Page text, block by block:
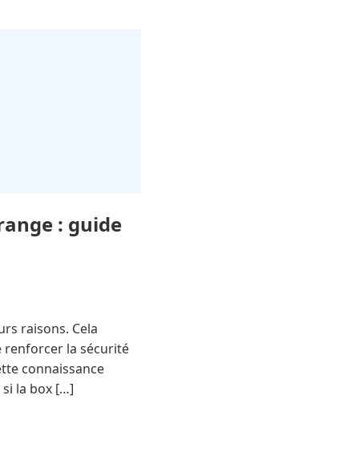
: guide
raisons. Cela
renforcer la sécurité
connaissance
la box […]